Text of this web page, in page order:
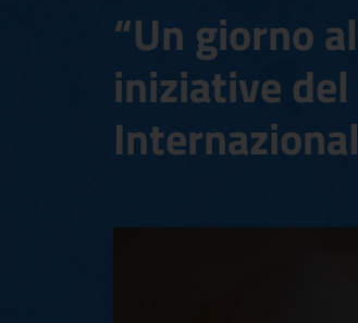
“Un giorno
iniziative
“Un